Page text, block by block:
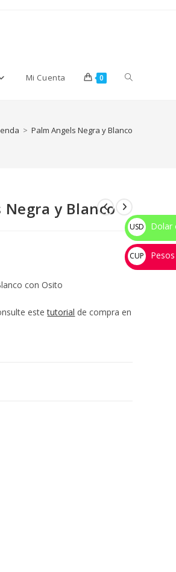
Mi Cuenta 0 Alternar
la
web
> Palm Angels Negra y Blanco
Negra y Blanco
con Osito
estetutorial de compra en
USD
$
Dolar
CUP
💰
Pesos